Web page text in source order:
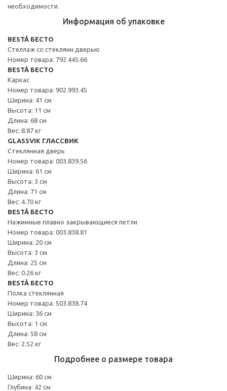
необходимости.
Информация об упаковке
BESTÅ БЕСТО
Стеллаж со стеклянн дверью
Номер товара: 792.445.66
BESTÅ БЕСТО
Каркас
Номер товара: 902.993.45
Ширина: 41 см
Высота: 11 см
Длина: 68 см
Вес: 8.87 кг
GLASSVIK ГЛАССВИК
Стеклянная дверь
Номер товара: 003.839.56
Ширина: 61 см
Высота: 3 см
Длина: 71 см
Вес: 4.70 кг
BESTÅ БЕСТО
Нажимные плавно закрывающиеся петли
Номер товара: 003.838.81
Ширина: 20 см
Высота: 3 см
Длина: 25 см
Вес: 0.26 кг
BESTÅ БЕСТО
Полка стеклянная
Номер товара: 503.838.74
Ширина: 36 см
Высота: 1 см
Длина: 58 см
Вес: 2.52 кг
Подробнее о размере товара
Ширина: 60 см
Глубина: 42 см